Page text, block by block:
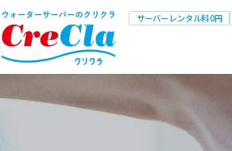
サーバーレンタル料0円